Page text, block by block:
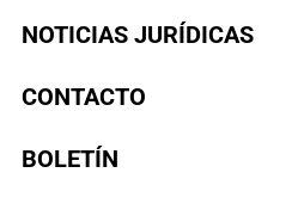
NOTICIAS JURÍDICAS
CONTACTO
BOLETÍN